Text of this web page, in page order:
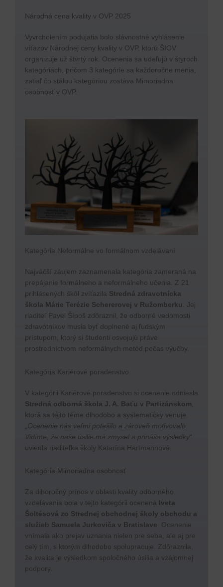
Národná cena kvality v OVP 2025
Vyvrcholením podujatia bolo slávnostné vyhlásenie
víťazov Národnej ceny kvality v OVP, ktorú ŠIOV
organizuje už štvrtý rok. Ocenenia sa udeľujú v štyroch
kategóriách, pričom 3 kategórie sa každoročne menia,
zatiaľ čo stálou kategóriou zostáva Mimoriadna
osobnosť v OVP.
Kategória Neformálne vo formálnom vzdelávaní
Najväčší záujem zaznamenala kategória zameraná na
prepájanie formálneho a neformálneho učenia. Z 21
prihlásených škôl zvíťazila Stredná zdravotnícka
škola Márie Terézie Schererovej v Ružomberku
. Jej
riaditeľ Pavel Šípoš zdôraznil, že odborné vedomosti
zdravotníkov musia byť doplnené aj ľudským
prístupom, ktorý si študenti osvojujú práve
prostredníctvom neformálnych metód počas výučby.
Kategória Kariérové poradenstvo
V kategórii Kariérové poradenstvo si ocenenie odniesla
Stredná odborná škola J. A. Baťu v Partizánskom
ktorá sa tejto téme dlhodobo a systematicky venuje.
Ocenenie nás veľmi potešilo a zároveň motivovalo.
Vidíme, že naše úsilie má zmysel a prináša výsledky“
uviedla riaditeľka školy Katarína Hartmannová.
Kategória Mimoriadna osobnosť
Za dlhoročný prínos v oblasti kvality odborného
vzdelávania bola v tejto kategórii ocenená Iveta
Šoltésová zo Strednej obchodnej školy obchodu a
služieb Samuela Jurkoviča v Bratislave . Ocenenie
vnímala ako prejav uznania nielen pre seba, ale aj pre
celý tím, s ktorým dlhodobo spolupracuje. Zdôraznila,
že kvalita je výsledkom spoločného úsilia a vzájomnej
podpory.